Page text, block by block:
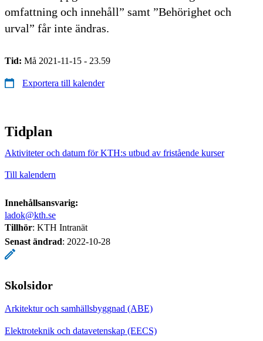
omfattning och innehåll” samt ”Behörighet och
urval” får inte ändras.
Tid: Må 2021-11-15 - 23.59
Exportera till kalender
Tidplan
Aktiviteter och datum för KTH:s utbud av fristående kurser
Till kalendern
Innehållsansvarig:
ladok@kth.se
Tillhör: KTH Intranät
Senast ändrad: 2022-10-28
Skolsidor
Arkitektur och samhällsbyggnad (ABE)
Elektroteknik och datavetenskap (EECS)